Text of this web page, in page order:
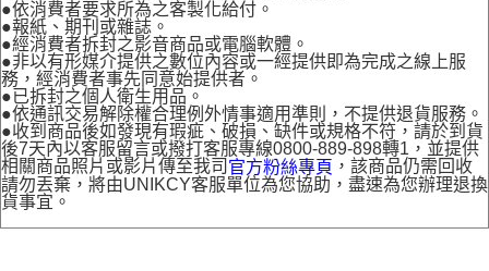
●依消費者要求所為之客製化給付。
●報紙、期刊或雜誌。
●經消費者拆封之影音商品或電腦軟體。
●非以有形媒介提供之數位內容或一經提供即為完成之線上服
務，經消費者事先同意始提供者。
●已拆封之個人衛生用品。
●依通訊交易解除權合理例外情事適用準則，不提供退貨服務。
●收到商品後如發現有瑕疵、破損、缺件或規格不符，請於到貨
後7天內以客服留言或撥打客服專線0800-889-898轉1，並提供
相關商品照片或影片傳至我司 官方粉絲專頁 ，該商品仍需回收
請勿丟棄，將由UNIKCY客服單位為您協助，盡速為您辦理退換
貨事宜。